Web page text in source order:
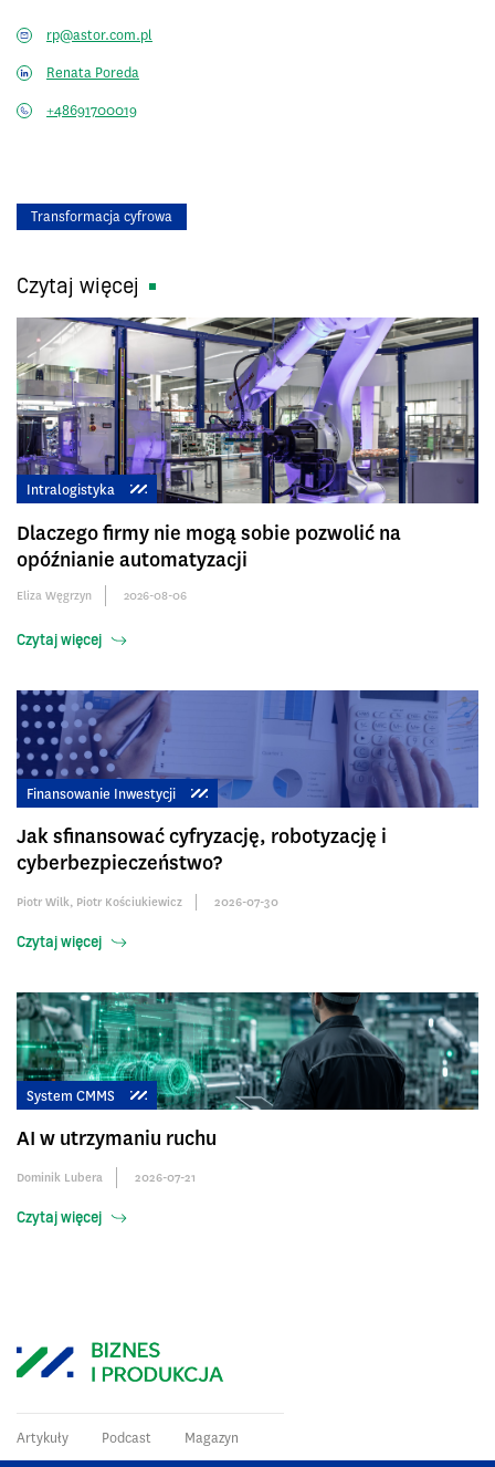
rp@astor.com.pl
Renata Poreda
+48691700019
Transformacja cyfrowa
Czytaj więcej
Intralogistyka
Dlaczego firmy nie mogą sobie pozwolić na
opóźnianie automatyzacji
Eliza Węgrzyn 2026-08-06
Czytaj więcej
Finansowanie Inwestycji
Jak sfinansować cyfryzację, robotyzację i
cyberbezpieczeństwo?
Piotr Wilk, Piotr Kościukiewicz 2026-07-30
Czytaj więcej
System CMMS
AI w utrzymaniu ruchu
Dominik Lubera 2026-07-21
Czytaj więcej
Artykuły Podcast Magazyn